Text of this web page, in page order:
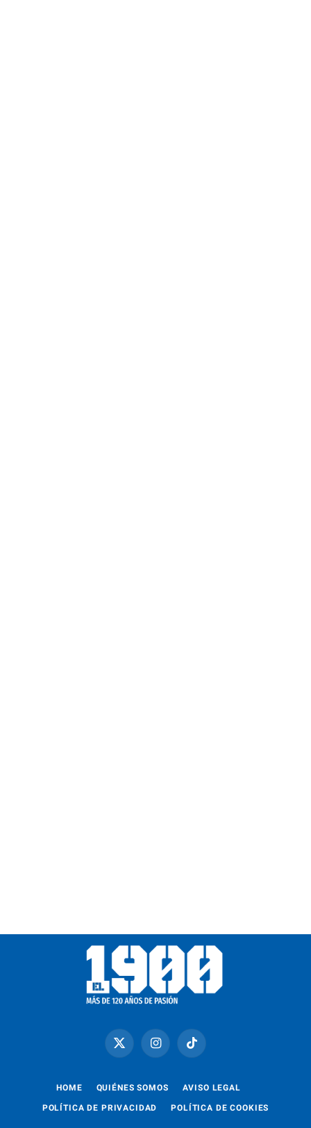
X
(Twitter)
InstagramTikTok
HOME QUIÉNES SOMOS AVISO LEGAL
POLÍTICA DE PRIVACIDAD POLÍTICA DE COOKIES